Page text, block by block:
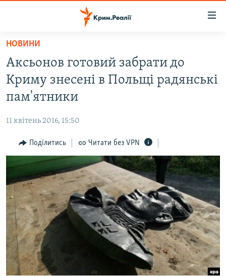
Перейти
основного
матеріалу
Перейти
до
основної
Перейти
до
пошуку
ВІДЕО ТА ФОТО
БЛОГИ
ПОГЛЯД
ІНТЕРВ'Ю
ВСЕ ЗА ДЕНЬ
СПЕЦПРОЕКТИ
ДЕПОРТАЦІЯ
ВІДЕОУРОКИ «ELIFBE»
СВІДЧЕННЯ ОКУПАЦІЇ
УКРАЇНСЬКА ПРОБЛЕМА КРИМУ
ЯК ОБІЙТИ БЛОКУВАННЯ
Русский
Qırımtatar
НОВИНИ
Аксьонов готовий забрати до
Криму знесені в Польщі радянські
пам'ятники
11 квітень 2016, 15:50
Поділитись Читати без VPN